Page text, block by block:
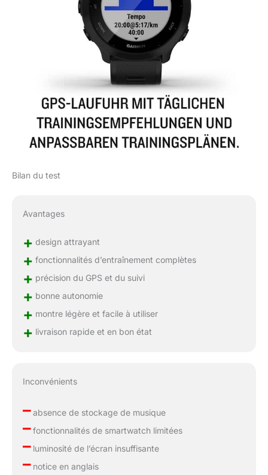
Bilan du test
Avantages
+ design attrayant
+ fonctionnalités d’entraînement complètes
+ précision du GPS et du suivi
+ bonne autonomie
+ montre légère et facile à utiliser
+ livraison rapide et en bon état
Inconvénients
–absence de stockage de musique
–fonctionnalités de smartwatch limitées
–luminosité de l’écran insuffisante
–notice en anglais